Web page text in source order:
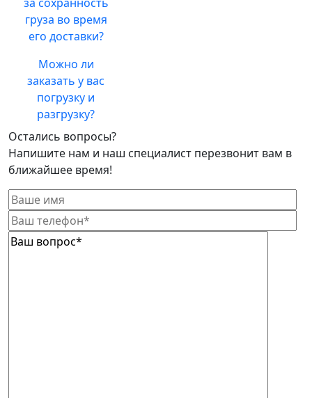
за сохранность
груза во время
его доставки?
Можно ли
заказать у вас
погрузку и
разгрузку?
Остались вопросы?
Напишите нам и наш специалист перезвонит вам в
ближайшее время!